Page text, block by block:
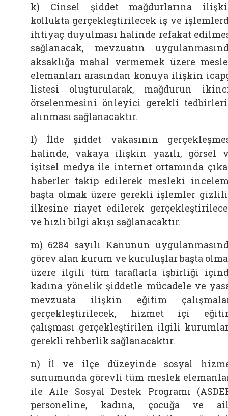
k) Cinsel şiddet mağdurlarına
kollukta gerçekleştirilecek iş ve
ihtiyaç duyulması halinde refakat
sağlanacak, mevzuatın
aksaklığa mahal vermemek üzere
elemanları arasından konuya ilişkin
listesi oluşturularak, mağdurun
örselenmesini önleyici gerekli
alınması sağlanacaktır.
l) İlde şiddet vakasının
halinde, vakaya ilişkin yazılı, görsel
işitsel medya ile internet ortamında
haberler takip edilerek mesleki
başta olmak üzere gerekli işlemler
ilkesine riayet edilerek
ve hızlı bilgi akışı sağlanacaktır.
m) 6284 sayılı Kanunun
görev alan kurum ve kuruluşlar başta
üzere ilgili tüm taraflarla işbirliği
kadına yönelik şiddetle mücadele ve
mevzuata ilişkin eğitim
gerçekleştirilecek, hizmet içi
çalışması gerçekleştirilen ilgili
gerekli rehberlik sağlanacaktır.
n) İl ve ilçe düzeyinde sosyal
sunumunda görevli tüm meslek
ile Aile Sosyal Destek Programı
personeline, kadına, çocuğa ve